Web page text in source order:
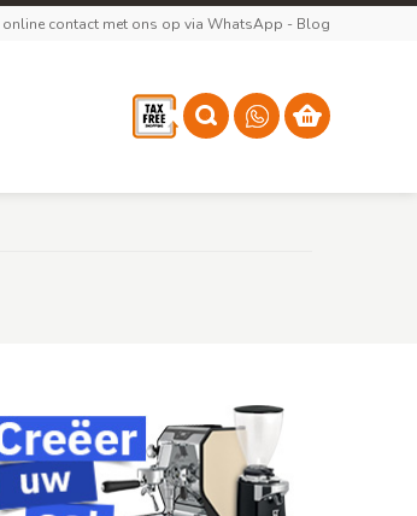
online contact met ons op via WhatsApp - Blog